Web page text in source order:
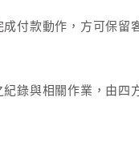
付款動作，方可保留
錄與相關作業，由四